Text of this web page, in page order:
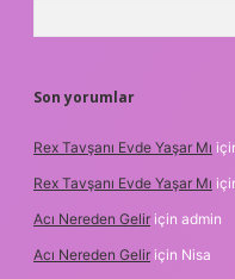
Son yorumlar
Rex Tavşanı Evde Yaşar Mı
Rex Tavşanı Evde Yaşar Mı
Acı Nereden Gelir için admin
Acı Nereden Gelir için Nisa